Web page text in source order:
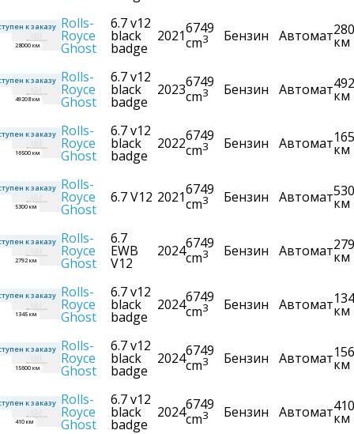
к заказу
28000 км
Rolls-
Royce
Ghost
6.7 v12
black
badge
20216749
cm3 Бензин Автоматкм
к заказу
49208 км
Rolls-
Royce
Ghost
6.7 v12
black
badge
20236749
cm3 Бензин Автоматкм
к заказу
16500 км
Rolls-
Royce
Ghost
6.7 v12
black
badge
20226749
cm3 Бензин Автоматкм
к заказу
5300 км
Rolls-
Royce
Ghost
6.7 V12 20216749
cm3 Бензин Автоматкм
к заказу
2792 км
Rolls-
Royce
Ghost
6.7
EWB
V12
20246749
cm3 Бензин Автоматкм
к заказу
1345 км
Rolls-
Royce
Ghost
6.7 v12
black
badge
20246749
cm3 Бензин Автоматкм
к заказу
15600 км
Rolls-
Royce
Ghost
6.7 v12
black
badge
20246749
cm3 Бензин Автоматкм
к заказу
410 км
Rolls-
Royce
Ghost
6.7 v12
black
badge
20246749
cm3 Бензин Автомат410
км